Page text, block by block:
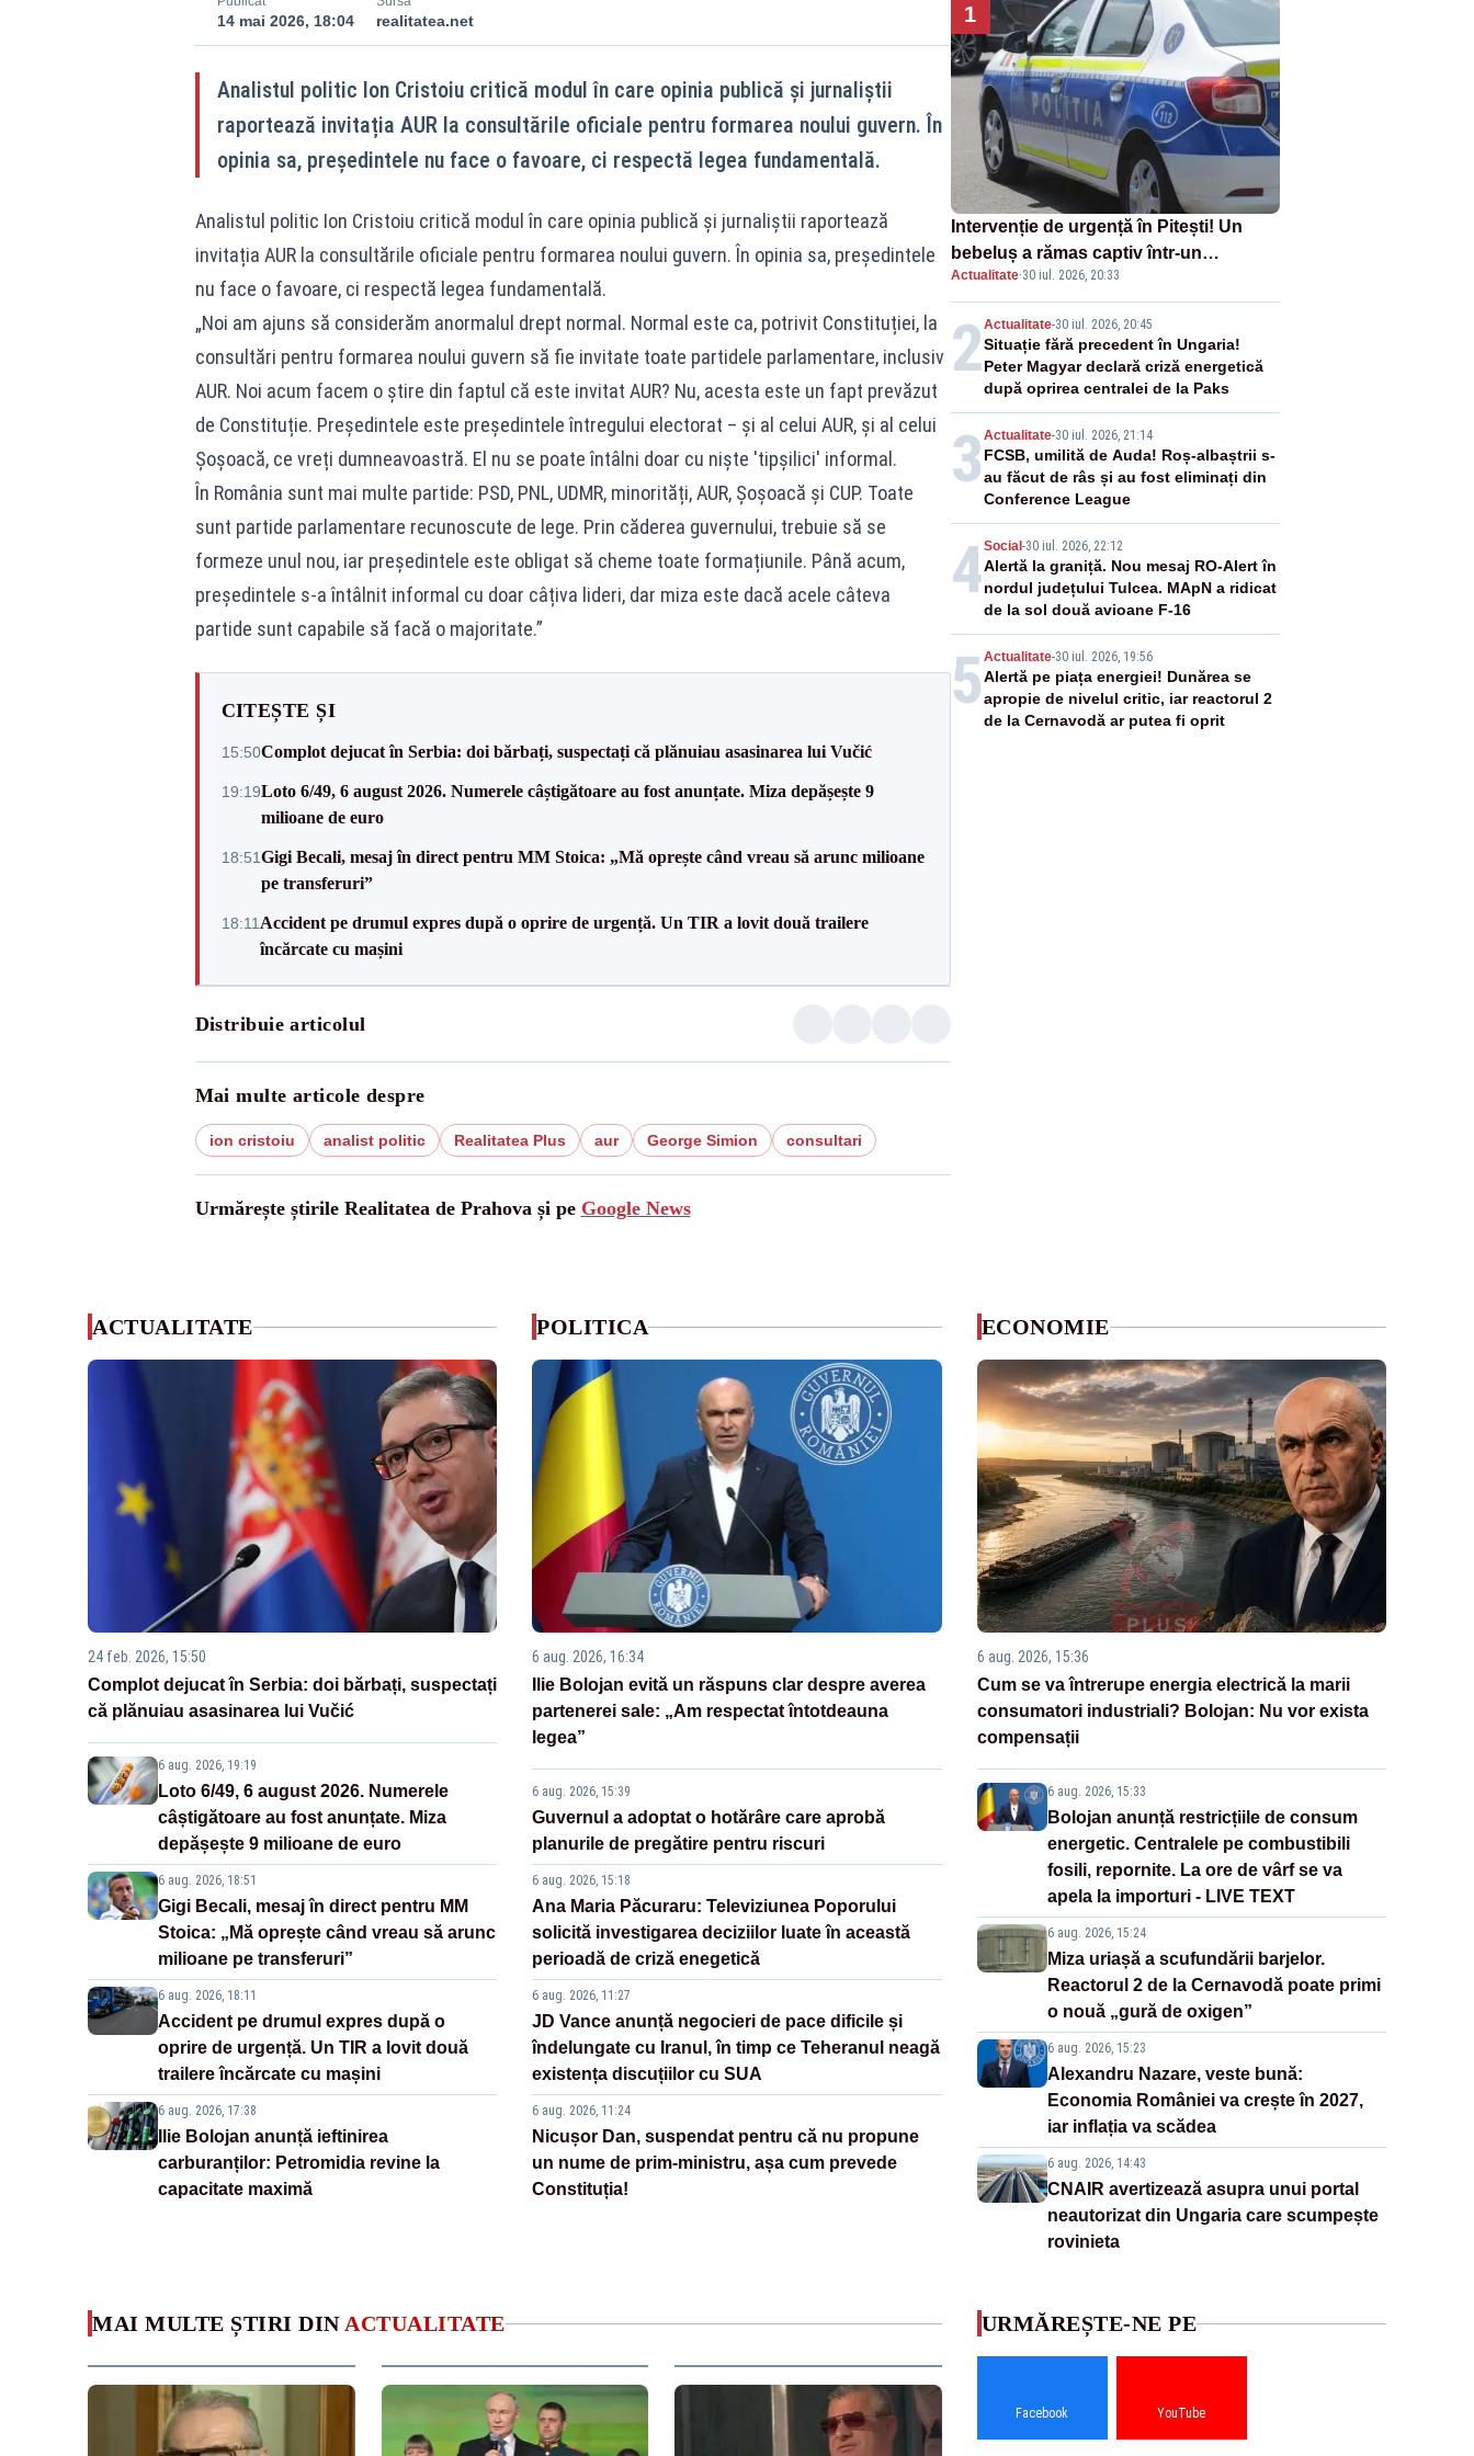
14 mai 2026, 18:04 realitatea.net
Analistul politic Ion Cristoiu critică modul în care opinia publică și jurnaliștii
raportează invitația AUR la consultările oficiale pentru formarea noului guvern. În
opinia sa, președintele nu face o favoare, ci respectă legea fundamentală.
Analistul politic Ion Cristoiu critică modul în care opinia publică și jurnaliștii raportează
invitația AUR la consultările oficiale pentru formarea noului guvern. În opinia sa, președintele
nu face o favoare, ci respectă legea fundamentală.
„Noi am ajuns să considerăm anormalul drept normal. Normal este ca, potrivit Constituției, la
consultări pentru formarea noului guvern să fie invitate toate partidele parlamentare, inclusiv
AUR. Noi acum facem o știre din faptul că este invitat AUR? Nu, acesta este un fapt prevăzut
de Constituție. Președintele este președintele întregului electorat – și al celui AUR, și al celui
Șoșoacă, ce vreți dumneavoastră. El nu se poate întâlni doar cu niște 'tipșilici' informal.
În România sunt mai multe partide: PSD, PNL, UDMR, minorități, AUR, Șoșoacă și CUP. Toate
sunt partide parlamentare recunoscute de lege. Prin căderea guvernului, trebuie să se
formeze unul nou, iar președintele este obligat să cheme toate formațiunile. Până acum,
președintele s-a întâlnit informal cu doar câțiva lideri, dar miza este dacă acele câteva
partide sunt capabile să facă o majoritate.”
CITEȘTE ȘI
15:50Complot dejucat în Serbia: doi bărbați, suspectați că plănuiau asasinarea lui Vučić
19:19Loto 6/49, 6 august 2026. Numerele câștigătoare au fost anunțate. Miza depășește 9
milioane de euro
18:51Gigi Becali, mesaj în direct pentru MM Stoica: „Mă oprește când vreau să arunc milioane
pe transferuri”
18:11 Accident pe drumul expres după o oprire de urgență. Un TIR a lovit două trailere
încărcate cu mașini
Distribuie articolul
Mai multe articole despre
ion cristoiu analist politic Realitatea Plus aur George Simion consultari
Urmărește știrile Realitatea de Prahova și pe Google News
1
Intervenție de urgență în Pitești! Un
bebeluș a rămas captiv într-un
autoturism din cauza unei defecțiuni
Actualitate·30 iul. 2026, 20:33
2Actualitate-30 iul. 2026, 20:45
Situație fără precedent în Ungaria!
Peter Magyar declară criză energetică
după oprirea centralei de la Paks
3 Actualitate-30 iul. 2026, 21:14
FCSB, umilită de Auda! Roș-albaștrii s-
au făcut de râs și au fost eliminați din
Conference League
4Social -30 iul. 2026, 22:12
Alertă la graniță. Nou mesaj RO-Alert în
nordul județului Tulcea. MApN a ridicat
de la sol două avioane F-16
5 Actualitate-30 iul. 2026, 19:56
Alertă pe piața energiei! Dunărea se
apropie de nivelul critic, iar reactorul 2
de la Cernavodă ar putea fi oprit
ACTUALITATE
24 feb. 2026, 15:50
Complot dejucat în Serbia: doi bărbați, suspectați
că plănuiau asasinarea lui Vučić
6 aug. 2026, 19:19
Loto 6/49, 6 august 2026. Numerele
câștigătoare au fost anunțate. Miza
depășește 9 milioane de euro
6 aug. 2026, 18:51
Gigi Becali, mesaj în direct pentru MM
Stoica: „Mă oprește când vreau să arunc
milioane pe transferuri”
6 aug. 2026, 18:11
Accident pe drumul expres după o
oprire de urgență. Un TIR a lovit două
trailere încărcate cu mașini
6 aug. 2026, 17:38
Ilie Bolojan anunță ieftinirea
carburanților: Petromidia revine la
capacitate maximă
POLITICA
6 aug. 2026, 16:34
Ilie Bolojan evită un răspuns clar despre averea
partenerei sale: „Am respectat întotdeauna
legea”
6 aug. 2026, 15:39
Guvernul a adoptat o hotărâre care aprobă
planurile de pregătire pentru riscuri
6 aug. 2026, 15:18
Ana Maria Păcuraru: Televiziunea Poporului
solicită investigarea deciziilor luate în această
perioadă de criză enegetică
6 aug. 2026, 11:27
JD Vance anunță negocieri de pace dificile și
îndelungate cu Iranul, în timp ce Teheranul neagă
existența discuțiilor cu SUA
6 aug. 2026, 11:24
Nicușor Dan, suspendat pentru că nu propune
un nume de prim-ministru, așa cum prevede
Constituția!
ECONOMIE
6 aug. 2026, 15:36
Cum se va întrerupe energia electrică la marii
consumatori industriali? Bolojan: Nu vor exista
compensații
6 aug. 2026, 15:33
Bolojan anunță restricțiile de consum
energetic. Centralele pe combustibili
fosili, repornite. La ore de vârf se va
apela la importuri - LIVE TEXT
6 aug. 2026, 15:24
Miza uriașă a scufundării barjelor.
Reactorul 2 de la Cernavodă poate primi
o nouă „gură de oxigen”
6 aug. 2026, 15:23
Alexandru Nazare, veste bună:
Economia României va crește în 2027,
iar inflația va scădea
6 aug. 2026, 14:43
CNAIR avertizează asupra unui portal
neautorizat din Ungaria care scumpește
rovinieta
MAI MULTE ȘTIRI DIN ACTUALITATE URMĂREȘTE-NE PE
Facebook YouTube